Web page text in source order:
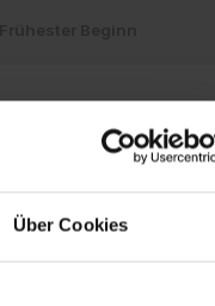
Über Cookies